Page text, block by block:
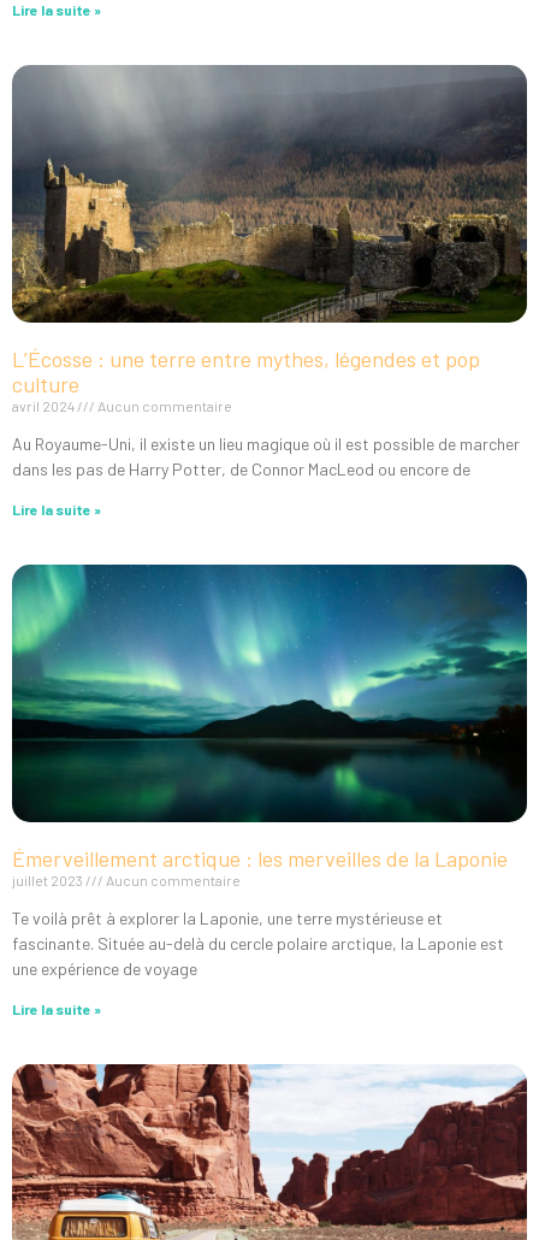
Lire la suite »
L’Écosse : une terre entre mythes, légendes et pop
culture
avril 2024 Aucun commentaire
Au Royaume-Uni, il existe un lieu magique où il est possible de marcher
dans les pas de Harry Potter, de Connor MacLeod ou encore de
Lire la suite »
Émerveillement arctique : les merveilles de la Laponie
juillet 2023 Aucun commentaire
Te voilà prêt à explorer la Laponie, une terre mystérieuse et
fascinante. Située au-delà du cercle polaire arctique, la Laponie est
une expérience de voyage
Lire la suite »